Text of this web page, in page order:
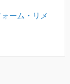
ーム・リメ